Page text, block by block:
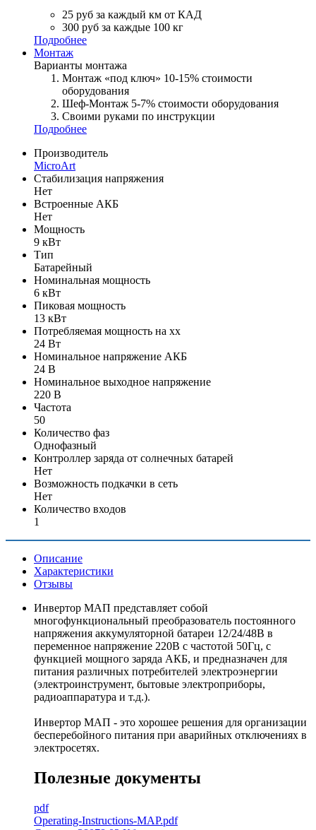
25 руб за каждый км от КАД
300 руб за каждые 100 кг
Подробнее
Монтаж
Варианты монтажа
Монтаж «под ключ» 10-15% стоимости
оборудования
Шеф-Монтаж 5-7% стоимости оборудования
Своими руками по инструкции
Подробнее
Производитель
MicroArt
Стабилизация напряжения
Нет
Встроенные АКБ
Нет
Мощность
9 кВт
Тип
Батарейный
Номинальная мощность
6 кВт
Пиковая мощность
13 кВт
Потребляемая мощность на хх
24 Вт
Номинальное напряжение АКБ
24 В
Номинальное выходное напряжение
220 В
Частота
50
Количество фаз
Однофазный
Контроллер заряда от солнечных батарей
Нет
Возможность подкачки в сеть
Нет
Количество входов
1
Описание
Характеристики
Отзывы
Инвертор МАП представляет собой
многофункциональный преобразователь постоянного
напряжения аккумуляторной батареи 12/24/48В в
переменное напряжение 220В с частотой 50Гц, с
функцией мощного заряда АКБ, и предназначен для
питания различных потребителей электроэнергии
(электроинструмент, бытовые электроприборы,
радиоаппаратура и т.д.).
Инвертор МАП - это хорошее решения для организации
бесперебойного питания при аварийных отключениях в
электросетях.
Полезные документы
pdf
Operating-Instructions-MAP.pdf